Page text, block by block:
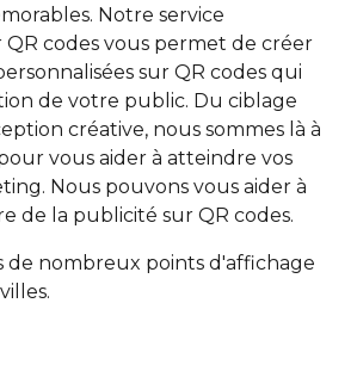
Notre service
QR codes vous permet de créer
sur QR codes qui
de votre public. Du ciblage
créative, nous sommes là à
vous aider à atteindre vos
Nous pouvons vous aider à
de la publicité sur QR codes.
de nombreux points d'affichage